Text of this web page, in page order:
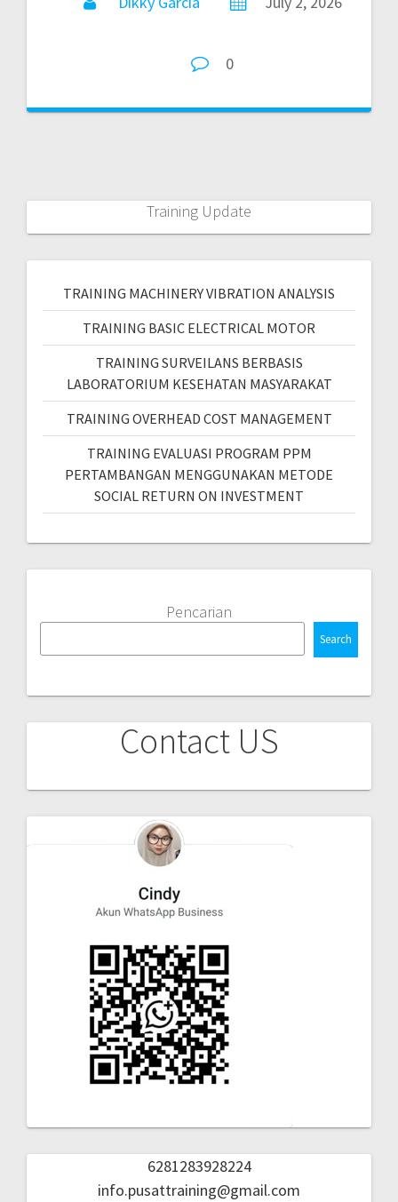
0
Training Update
TRAINING MACHINERY VIBRATION ANALYSIS
TRAINING BASIC ELECTRICAL MOTOR
TRAINING SURVEILANS BERBASIS
LABORATORIUM KESEHATAN MASYARAKAT
TRAINING OVERHEAD COST MANAGEMENT
TRAINING EVALUASI PROGRAM PPM
PERTAMBANGAN MENGGUNAKAN METODE
SOCIAL RETURN ON INVESTMENT
Pencarian
Search
Contact US
6281283928224
info.pusattraining@gmail.com